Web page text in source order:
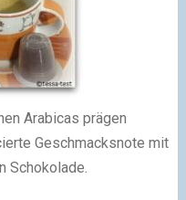
Arabicas prägen
Geschmacksnote mit
Schokolade.